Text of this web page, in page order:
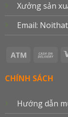
Xưởng sản
Email:
Atm
CHÍNH SÁCH
Hướng dẫn